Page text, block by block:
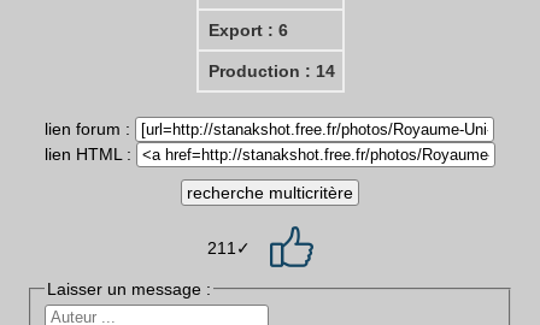
Export : 6
Production : 14
lien forum :
lien HTML :
211✓
Laisser un message :